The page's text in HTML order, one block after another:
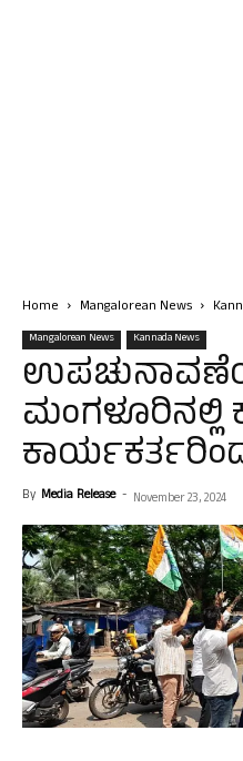
Home Mangalorean News
Mangalorean News Kannada News
ಮಂಗಳೂರಿನಲ್ಲಿ
By Media Release - November 23, 2024